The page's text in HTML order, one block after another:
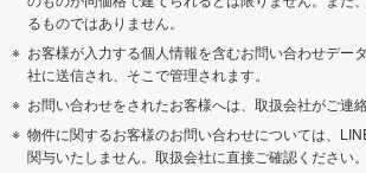
るものではありません。
お客様が入力する個人情報を含むお問い合わせデー
社に送信され、そこで管理されます。
お問い合わせをされたお客様へは、取扱会社がご連絡
物件に関するお客様のお問い合わせについては、
関与いたしません。取扱会社に直接ご確認ください。